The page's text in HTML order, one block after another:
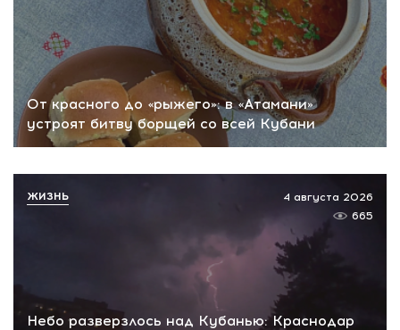
От красного до «рыжего»: в «Атамани»
устроят битву борщей со всей Кубани
Небо разверзлось над Кубанью: Краснодар
4 августа 2026
665
ЖИЗНЬ